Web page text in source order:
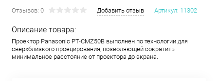
Отзывов: 0 Добавить отзыв Артикул: 11302
Описание товара:
Проектор Panasonic PT-CMZ50B выполнен по технологии для
сверхблизкого проецирования, позволяющей сократить
минимальное расстояние от проектора до экрана.